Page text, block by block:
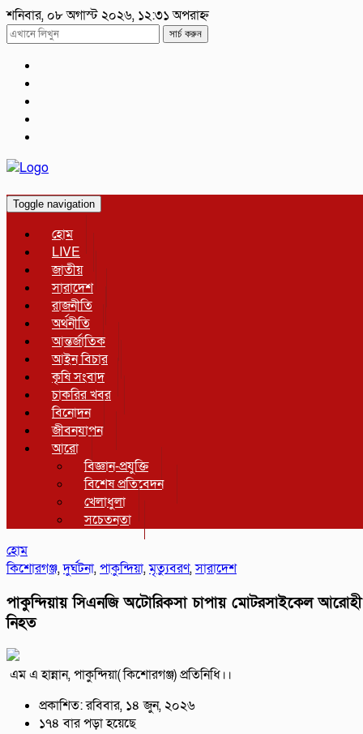
শনিবার, ০৮ অগাস্ট ২০২৬, ১২:৩১ অপরাহ্ন
সার্চ করুন
Toggle navigation
হোম
LIVE
জাতীয়
সারাদেশ
রাজনীতি
অর্থনীতি
আন্তর্জাতিক
আইন বিচার
কৃষি সংবাদ
চাকরির খবর
বিনোদন
জীবনযাপন
আরো
বিজ্ঞান-প্রযুক্তি
বিশেষ প্রতিবেদন
খেলাধুলা
সচেতনতা
হোম
কিশোরগঞ্জ,দুর্ঘটনা,পাকুন্দিয়া,মৃত্যুবরণ,সারাদেশ
পাকুন্দিয়ায় সিএনজি অটোরিকসা চাপায় মোটরসাইকেল আরোহী
নিহত
এম এ হান্নান, পাকুন্দিয়া( কিশোরগঞ্জ) প্রতিনিধি।।
প্রকাশিত: রবিবার, ১৪ জুন, ২০২৬
১৭৪ বার পড়া হয়েছে